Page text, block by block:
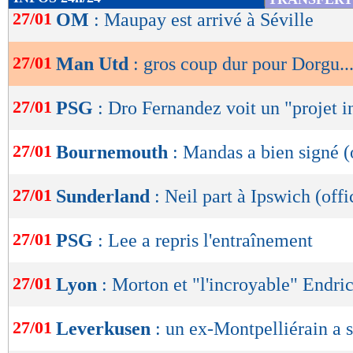
de
OK
27/01 OM : Maupay est arrivé à Séville
27/01 Man Utd : gros coup dur pour Dorgu...
27/01 PSG : Dro Fernandez voit un "projet
27/01 Bournemouth : Mandas a bien signé
27/01 Sunderland : Neil part à Ipswich
27/01 PSG : Lee a repris l'entraînement
27/01 Lyon : Morton et "l'incroyable"
27/01 Leverkusen : un ex-Montpelliérain a